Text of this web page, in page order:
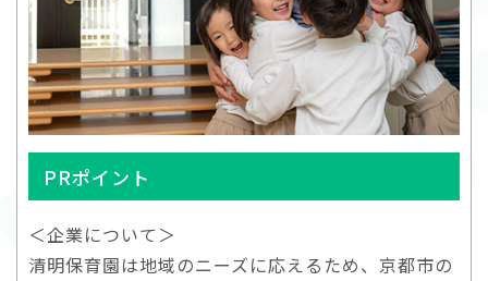
PRポイント
＜企業について＞
清明保育園は地域のニーズに応えるため、京都市の